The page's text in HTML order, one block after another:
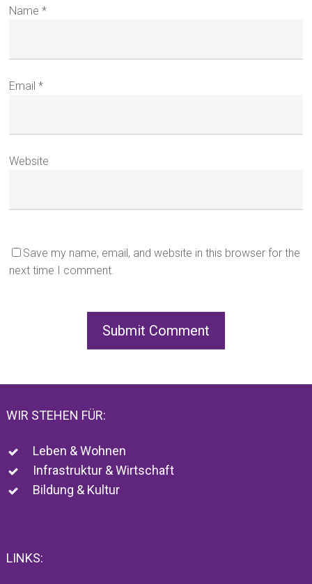
Name*
Email*
Website
Save my name, email, and website in this browser for the
next time I comment.
WIR STEHEN FÜR:
Leben & Wohnen
Infrastruktur & Wirtschaft
Bildung & Kultur
LINKS: